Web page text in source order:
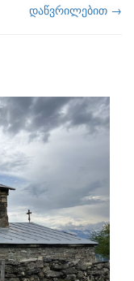
დაწვრილებით →